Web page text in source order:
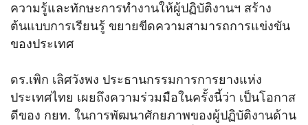
ความรู้และทักษะการทำงานให้ผู้ปฏิบัติงานฯ สร้าง
ต้นแบบการเรียนรู้ ขยายขีดความสามารถการแข่งขัน
ของประเทศ
ดร.เพิก เลิศวังพง ประธานกรรมการการยางแห่ง
ประเทศไทย เผยถึงความร่วมมือในครั้งนี้ว่า เป็นโอกาส
ดีของ กยท. ในการพัฒนาศักยภาพของผู้ปฏิบัติงานด้าน